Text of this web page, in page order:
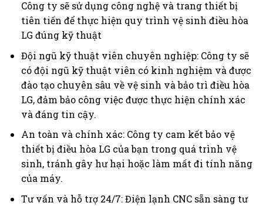
Công ty sẽ sử dụng công nghệ và trang thiết bị
tiên tiến để thực hiện quy trình vệ sinh điều hòa
LG đúng kỹ thuật
Đội ngũ kỹ thuật viên chuyên nghiệp: Công ty sẽ
có đội ngũ kỹ thuật viên có kinh nghiệm và được
đào tạo chuyên sâu về vệ sinh và bảo trì điều hòa
LG, đảm bảo công việc được thực hiện chính xác
và đáng tin cậy.
An toàn và chính xác: Công ty cam kết bảo vệ
thiết bị điều hòa LG của bạn trong quá trình vệ
sinh, tránh gây hư hại hoặc làm mất đi tính năng
của máy.
Tư vấn và hỗ trợ 24/7: Điện lạnh CNC sẵn sàng tư